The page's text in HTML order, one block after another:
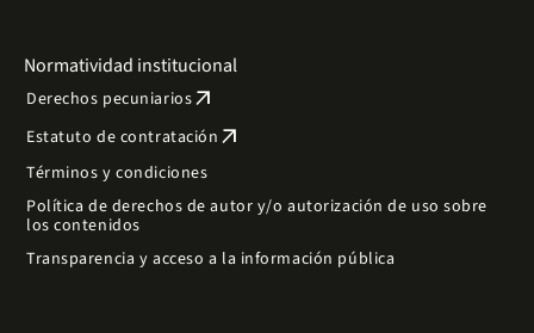
Normatividad institucional
Derechos pecuniariosarrow_outward
Estatuto de contratación arrow_outward
Términos y condiciones
Política de derechos de autor y/o autorización de uso sobre
los contenidos
Transparencia y acceso a la información pública